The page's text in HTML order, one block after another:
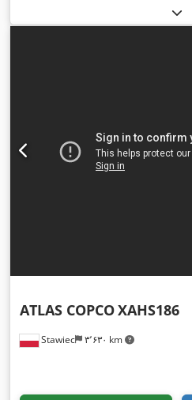
Stawiec ۳٬۶۳۰ km
ATLAS COPCOXAHS186